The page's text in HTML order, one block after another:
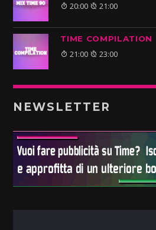
20:00 21:00
TIME COMPILATION
21:00 23:00
NEWSLETTER